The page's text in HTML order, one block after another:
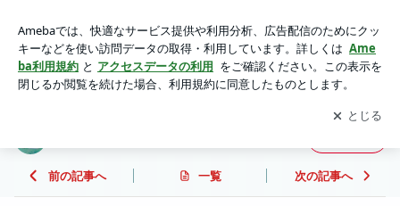
アプリをダウンロードして ブログの更新通知
を受け取りまし
ょう。
開く
前の記事へ 一覧 次の記事へ